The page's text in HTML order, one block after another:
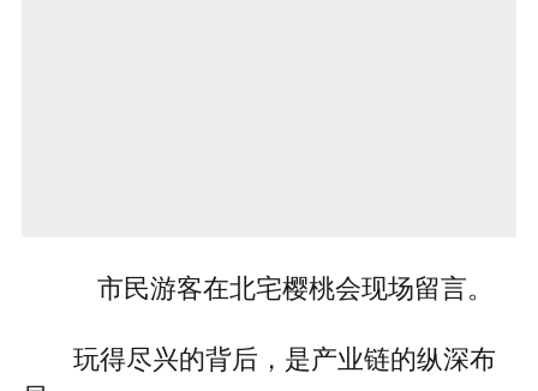
玩得尽兴的背后，是产业链的纵深布